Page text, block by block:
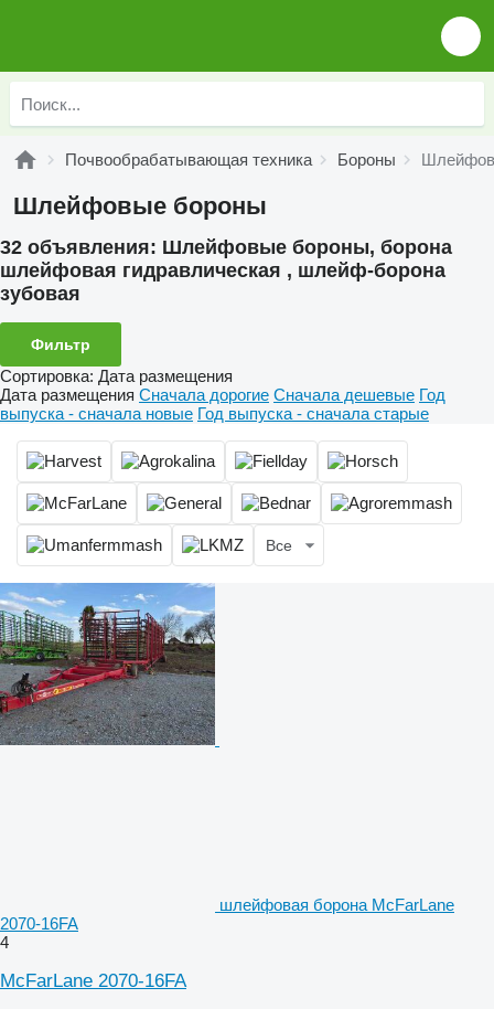
Почвообрабатывающая техника Бороны
Шлейфовые бороны
32 объявления: Шлейфовые бороны, борона
шлейфовая гидравлическая , шлейф-борона
зубовая
Фильтр
Сортировка: Дата размещения
Дата размещения Сначала дорогие Сначала дешевые Год
выпуска - сначала новые Год выпуска - сначала старые
Все
шлейфовая борона McFarLane
2070-16FA
4
McFarLane 2070-16FA